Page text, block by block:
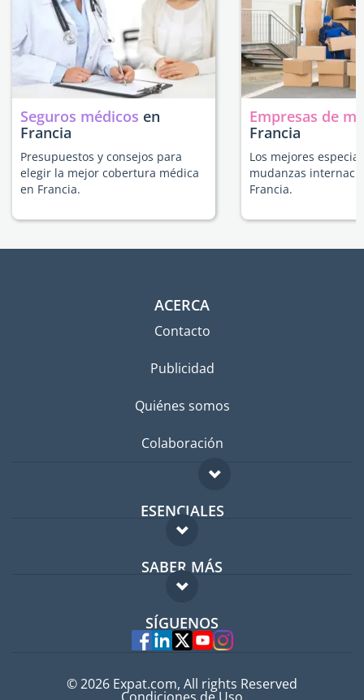
Seguros médicos en
Francia
Presupuestos y consejos para
elegir la mejor cobertura médica
en Francia.
Empresas de
Francia
Los mejores
mudanzas
Francia.
ACERCA
Contacto
Publicidad
Quiénes somos
Colaboración
ESENCIALES
Foro para expatriados
Guía para expatriados
Trabajos en el extranjero
SABER MÁS
FAQ
Expertos
SÍGUENOS
© 2026 Expat.com, All rights Reserved